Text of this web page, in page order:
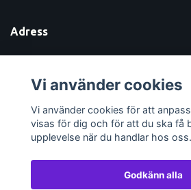
Adress
Sociala medier
Vi använder cookies
Vi använder cookies för att
visas för dig och för att du ska få
upplevelse när du handlar hos oss.
Godkänn alla